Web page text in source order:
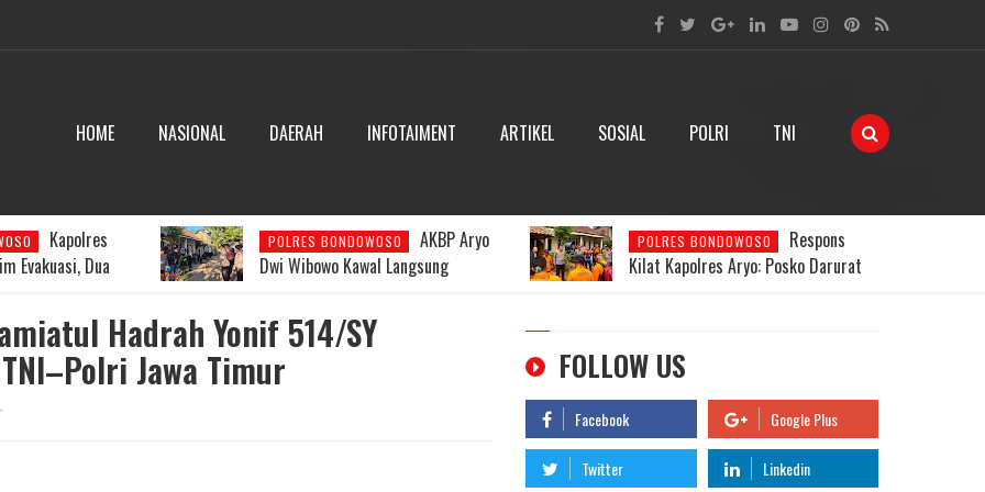
HOME NASIONAL DAERAH INFOTAIMENT ARTIKEL SOSIAL POLRI TNI
AKBP Aryo
Langsung
POLRES BONDOWOSO
Respons
Kilat Kapolres Aryo: Posko Darurat
Dipercepat
POLRES BONDOWOSO
Kapolres
Aryo Apresiasi Kesiapan Satkamling
Hadrah Yonif 514/SY
Jawa Timur FOLLOW US